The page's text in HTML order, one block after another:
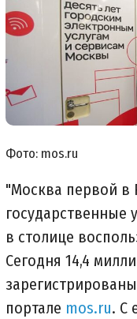
Фото: mos.ru
"Москва первой в
государственные
в столице
Сегодня 14,4
портале mos.ru. С